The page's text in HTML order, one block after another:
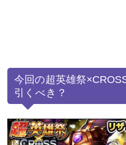
今回の超英雄祭
引くべき？